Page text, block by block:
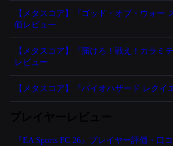
【メタスコア】『ゴッド・オブ・ウォー
価レビュー
【メタスコア】『届けろ！戦え！カラミ
レビュー
【メタスコア】『バイオハザード レクイ
『EA Sports FC 26』プレイヤー評価・口コ